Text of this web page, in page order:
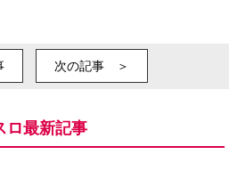
次の記事 ＞
ロ最新記事